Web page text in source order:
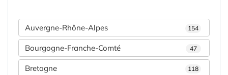
Auvergne-Rhône-Alpes 154
Bourgogne-Franche-Comté 47
Bretagne 118